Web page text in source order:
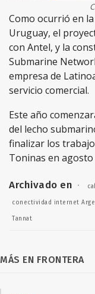
Como ocurrió en
Uruguay, el
con Antel, y la
Submarine
empresa de
servicio comercial.
Este año
del lecho
finalizar los
Toninas en agosto
Archivado en ·
conectividad internet
Tannat
MÁS EN FRONTERA